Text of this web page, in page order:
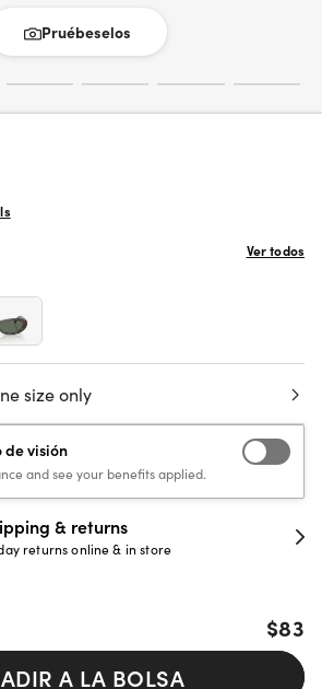
Pruébeselos
Ver todos
size only
visión
and see your benefits applied.
& returns
returns online & in store
$83
A LA BOLSA